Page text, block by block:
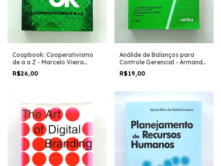
Coopbook: Cooperativismo
de a a Z - Marcelo Vieira
Martins
R$26,00
Análide de Balanços para
Controle Gerencial - Armando
de Santi Filho
R$19,00